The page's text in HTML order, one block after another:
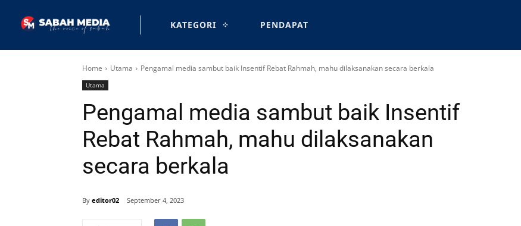
KATEGORI PENDAPAT
Home Utama Pengamal media sambut baik Insentif Rebat Rahmah, mahu dilaksanakan secara berkala
Utama
Pengamal media sambut baik Insentif
Rebat Rahmah, mahu dilaksanakan
secara berkala
By editor02 September 4, 2023